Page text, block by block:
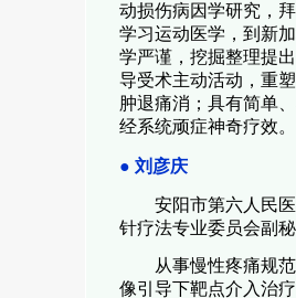
动损伤病因学研究，
学习运动医学，到新
学严谨，挖掘整理提出
导受术主动活动，重
肿退痛消；具有简单
经系统顽症神奇疗效。
● 刘彦庆
安阳市第六人民
针疗法专业委员会副
从事慢性疼痛规
像引导下靶点介入治